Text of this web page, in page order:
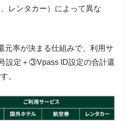
レンタカー）によって異な
元率が決まる仕組みで、利用サ
設定＋③Vpass ID設定の合計還
。